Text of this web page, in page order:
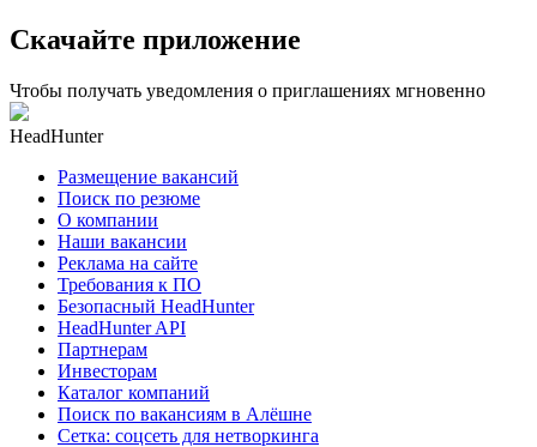
Скачайте приложение
Чтобы получать уведомления о приглашениях мгновенно
HeadHunter
Размещение вакансий
Поиск по резюме
О компании
Наши вакансии
Реклама на сайте
Требования к ПО
Безопасный HeadHunter
HeadHunter API
Партнерам
Инвесторам
Каталог компаний
Поиск по вакансиям в Алёшне
Сетка: соцсеть для нетворкинга